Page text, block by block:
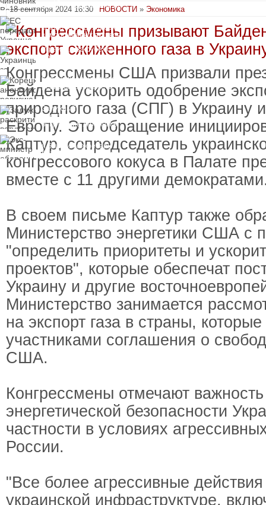
вручили подозрение по
делу о растрате более
средства от доходов от
замороженных активов
России
Украинцы за рубежом
могут потерять доступ
Корецкий анонсировал
ревизию госбюджета
Залужный
раскритиковал
вступление Украины в
НАТО и предлагает
другие варианты
и бывший секретарь
СНБО Умеров получил
новую "вкусную"
должность
18 сентября 2024 16:30 НОВОСТИ » Экономика
Конгрессмены США призвали
Байдена ускорить одобрение
природного газа (СПГ) в Украину
Европу. Это обращение
Каптур, сопредседатель
конгрессового кокуса в Палате
вместе с 11 другими
В своем письме Каптур также
Министерство энергетики США с
"определить приоритеты и
проектов", которые обеспечат
Украину и другие
Министерство занимается
на экспорт газа в страны,
участниками соглашения о
США.
Конгрессмены отмечают
энергетической безопасности
частности в условиях
России.
"Все более агрессивные
украинской инфраструктуре,